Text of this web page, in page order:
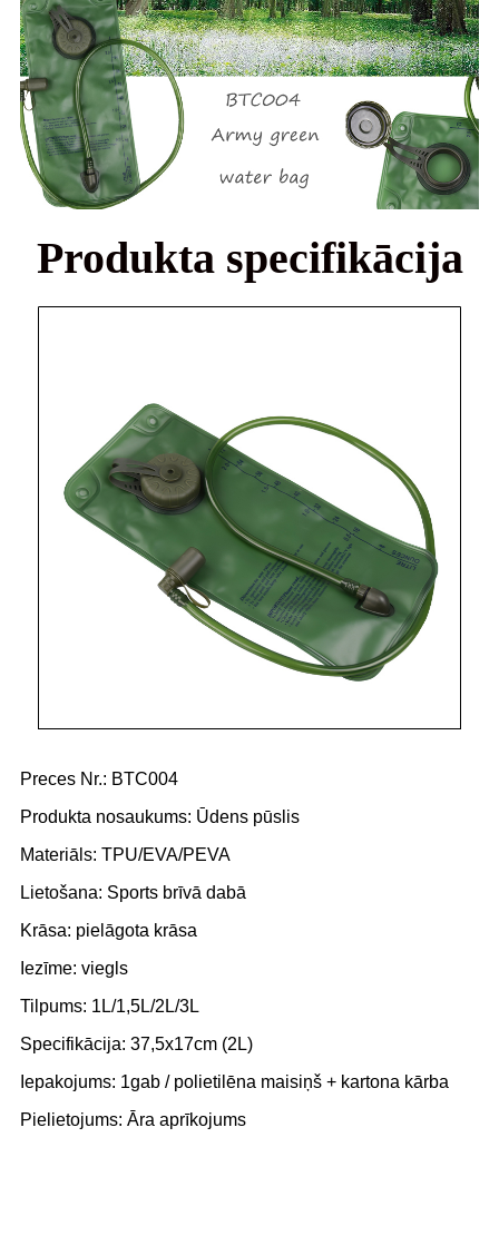
Produkta specifikācija
Preces Nr.: BTC004
Produkta nosaukums: Ūdens pūslis
Materiāls: TPU/EVA/PEVA
Lietošana: Sports brīvā dabā
Krāsa: pielāgota krāsa
Iezīme: viegls
Tilpums: 1L/1,5L/2L/3L
Specifikācija: 37,5x17cm (2L)
Iepakojums: 1gab / polietilēna maisiņš + kartona kārba
Pielietojums: Āra aprīkojums